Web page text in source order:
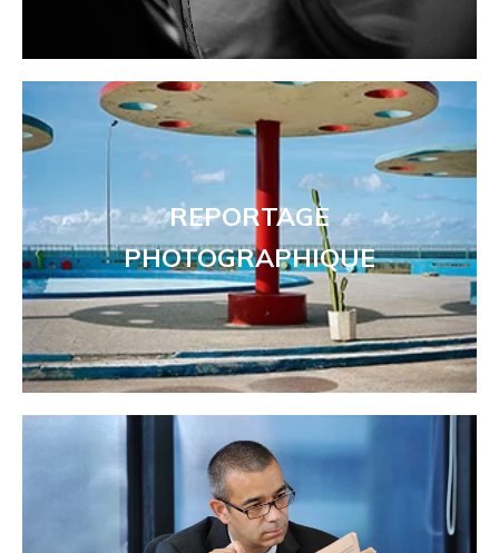
REPORTAGE
PHOTOGRAPHIQUE